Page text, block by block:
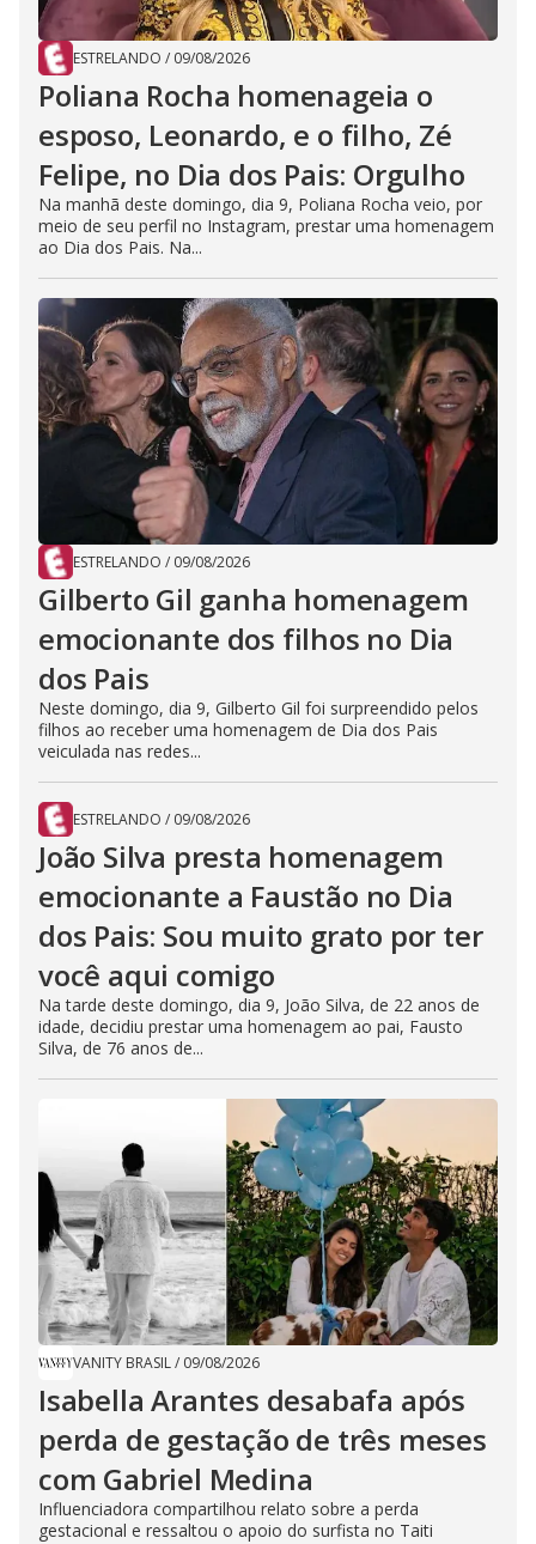
ESTRELANDO / 09/08/2026
Poliana Rocha homenageia o
esposo, Leonardo, e o filho, Zé
Felipe, no Dia dos Pais: Orgulho
Na manhã deste domingo, dia 9, Poliana Rocha veio, por
meio de seu perfil no Instagram, prestar uma homenagem
ao Dia dos Pais. Na...
ESTRELANDO / 09/08/2026
Gilberto Gil ganha homenagem
emocionante dos filhos no Dia
dos Pais
Neste domingo, dia 9, Gilberto Gil foi surpreendido pelos
filhos ao receber uma homenagem de Dia dos Pais
veiculada nas redes...
ESTRELANDO / 09/08/2026
João Silva presta homenagem
emocionante a Faustão no Dia
dos Pais: Sou muito grato por ter
você aqui comigo
Na tarde deste domingo, dia 9, João Silva, de 22 anos de
idade, decidiu prestar uma homenagem ao pai, Fausto
Silva, de 76 anos de...
VANITY BRASIL/ 09/08/2026
Isabella Arantes desabafa após
perda de gestação de três meses
com Gabriel Medina
Influenciadora compartilhou relato sobre a perda
gestacional e ressaltou o apoio do surfista no Taiti